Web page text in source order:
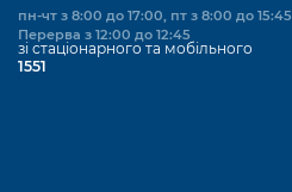
пн-чт з 8:00 до 17:00, пт з 8:00 до 15:45
Перерва з 12:00 до 12:45
зі стаціонарного та мобільного
1551